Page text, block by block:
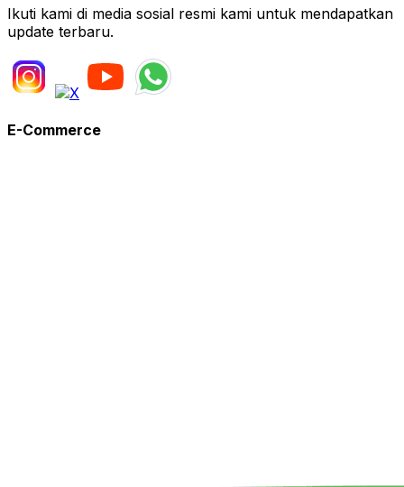
Ikuti kami di media sosial resmi kami untuk mendapatkan
update terbaru.
E-Commerce